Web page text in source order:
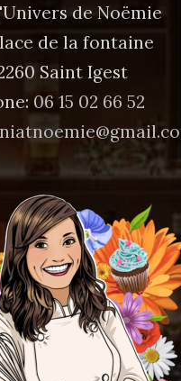
de Noëmie
de la fontaine
Saint Igest
06 15 02 66 52